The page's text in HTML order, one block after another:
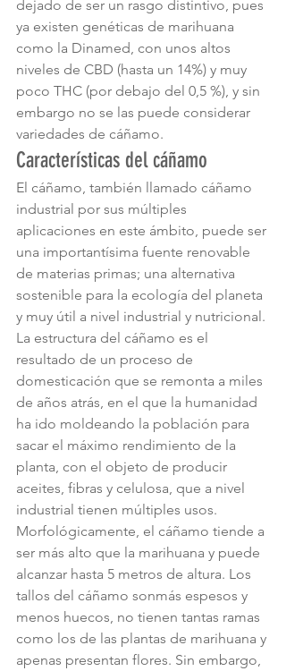
dejado de ser un rasgo distintivo, pues
ya existen genéticas de marihuana
como la Dinamed, con unos altos
niveles de CBD (hasta un 14%) y muy
poco THC (por debajo del 0,5 %), y sin
embargo no se las puede considerar
variedades de cáñamo.
Características del cáñamo
El cáñamo, también llamado cáñamo
industrial por sus múltiples
aplicaciones en este ámbito, puede ser
una importantísima fuente renovable
de materias primas; una alternativa
sostenible para la ecología del planeta
y muy útil a nivel industrial y nutricional.
La estructura del cáñamo es el
resultado de un proceso de
domesticación que se remonta a miles
de años atrás, en el que la humanidad
ha ido moldeando la población para
sacar el máximo rendimiento de la
planta, con el objeto de producir
aceites, fibras y celulosa, que a nivel
industrial tienen múltiples usos.
Morfológicamente, el cáñamo tiende a
ser más alto que la marihuana y puede
alcanzar hasta 5 metros de altura. Los
tallos del cáñamo sonmás espesos y
menos huecos, no tienen tantas ramas
como los de las plantas de marihuana y
apenas presentan flores. Sin embargo,